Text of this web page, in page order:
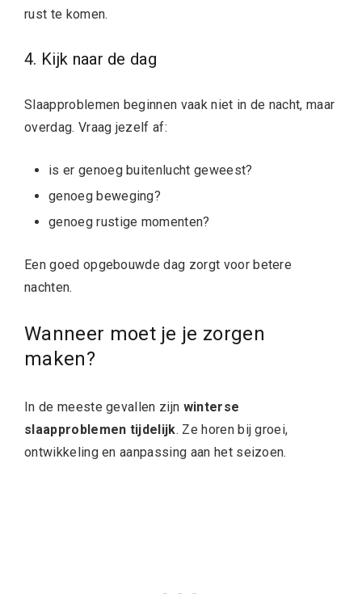
rust te komen.
4. Kijk naar de dag
Slaapproblemen beginnen vaak niet in de nacht, maar
overdag. Vraag jezelf af:
is er genoeg buitenlucht geweest?
genoeg beweging?
genoeg rustige momenten?
Een goed opgebouwde dag zorgt voor betere
nachten.
Wanneer moet je je zorgen
maken?
In de meeste gevallen zijn winterse
slaapproblemen tijdelijk. Ze horen bij groei,
ontwikkeling en aanpassing aan het seizoen.